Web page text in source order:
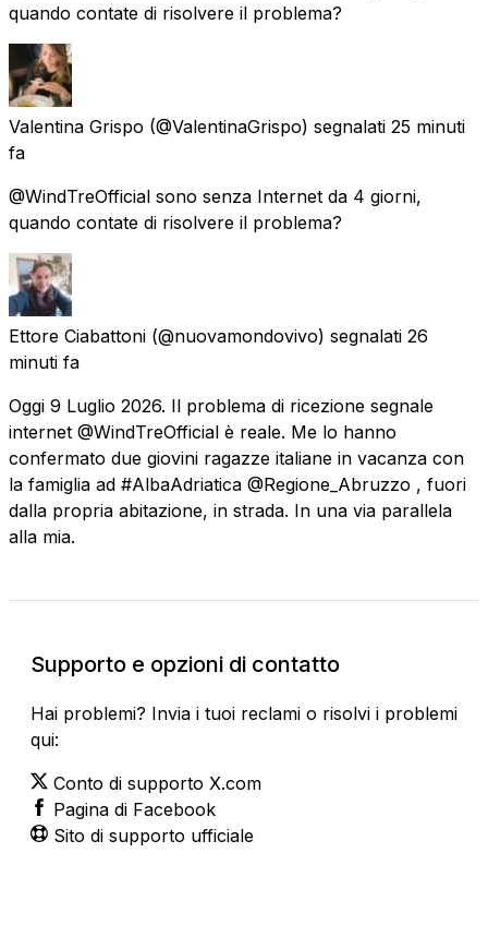
quando contate di risolvere il problema?
Valentina Grispo (@ValentinaGrispo) segnalati 25 minuti
fa
@WindTreOfficial sono senza Internet da 4 giorni,
quando contate di risolvere il problema?
Ettore Ciabattoni (@nuovamondovivo) segnalati 26
minuti fa
Oggi 9 Luglio 2026. Il problema di ricezione segnale
internet @WindTreOfficial è reale. Me lo hanno
confermato due giovini ragazze italiane in vacanza con
la famiglia ad #AlbaAdriatica @Regione_Abruzzo , fuori
dalla propria abitazione, in strada. In una via parallela
alla mia.
Supporto e opzioni di contatto
Hai problemi? Invia i tuoi reclami o risolvi i problemi
qui:
Conto di supporto X.com
Pagina di Facebook
Sito di supporto ufficiale